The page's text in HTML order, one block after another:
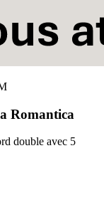
Romantica
double avec 5